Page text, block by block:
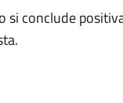
conclude